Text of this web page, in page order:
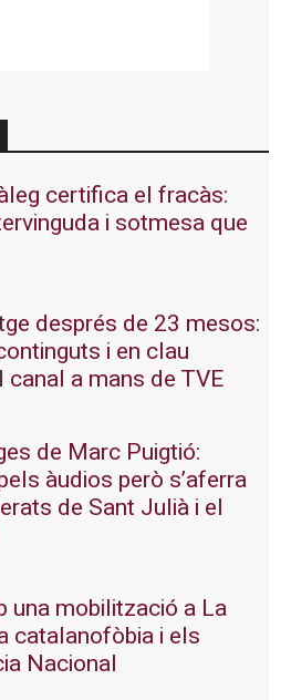
certifica el fracàs:
i sotmesa que
després de 23 mesos:
i en clau
a mans de TVE
de Marc Puigtió:
àudios però s’aferra
de Sant Julià i el
una mobilització a La
catalanofòbia i els
Nacional